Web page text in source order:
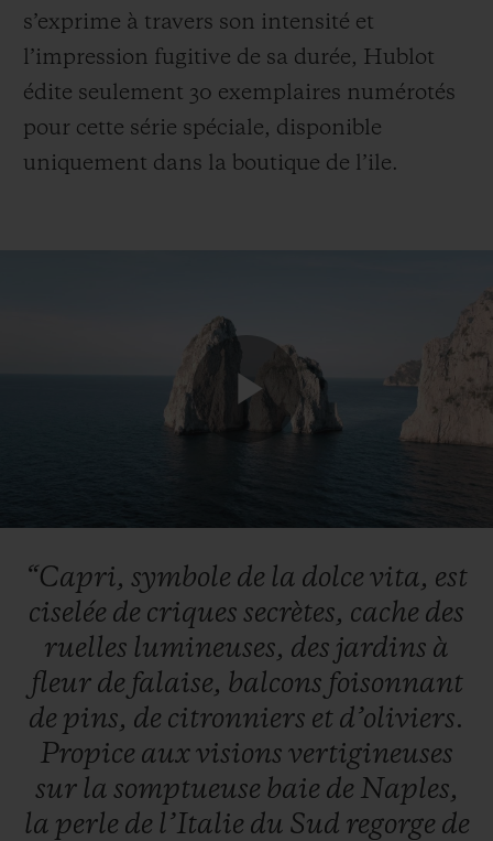
s’exprime à travers son intensité et
l’impression fugitive de sa durée, Hublot
édite seulement 30 exemplaires numérotés
pour cette série spéciale, disponible
uniquement dans la boutique de l’ile.
Play
Video
“Capri, symbole de la dolce vita, est
ciselée de criques secrètes, cache des
ruelles lumineuses, des jardins à
fleur de falaise, balcons foisonnant
de pins, de citronniers et d’oliviers.
Propice auxvisions vertigineuses
sur la somptueuse baie de Naples,
la perle de l’Italie du Sud regorge de